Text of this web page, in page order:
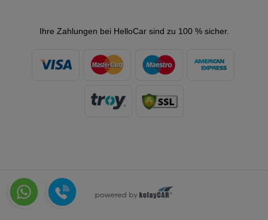
Ihre Zahlungen bei HelloCar sind zu 100 % sicher.